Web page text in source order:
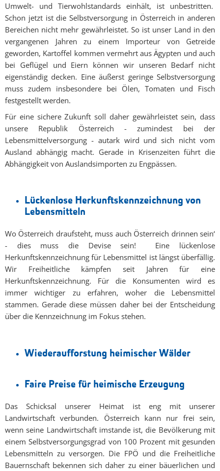
Umwelt- und Tierwohlstandards einhält, ist unbestritten.
Schon jetzt ist die Selbstversorgung in Österreich in anderen
Bereichen nicht mehr gewährleistet. So ist unser Land in den
vergangenen Jahren zu einem Importeur von Getreide
geworden, Kartoffel kommen vermehrt aus Ägypten und auch
bei Geflügel und Eiern können wir unseren Bedarf nicht
eigenständig decken. Eine äußerst geringe Selbstversorgung
muss zudem insbesondere bei Ölen, Tomaten und Fisch
festgestellt werden.
Für eine sichere Zukunft soll daher gewährleistet sein, dass
unsere Republik Österreich - zumindest bei der
Lebensmittelversorgung - autark wird und sich nicht vom
Ausland abhängig macht. Gerade in Krisenzeiten führt die
Abhängigkeit von Auslandsimporten zu Engpässen.
Lückenlose Herkunftskennzeichnung von
Lebensmitteln
Wo Österreich draufsteht, muss auch Österreich drinnen sein‘
- dies muss die Devise sein! Eine lückenlose
Herkunftskennzeichnung für Lebensmittel ist längst überfällig.
Wir Freiheitliche kämpfen seit Jahren für eine
Herkunftskennzeichnung. Für die Konsumenten wird es
immer wichtiger zu erfahren, woher die Lebensmittel
stammen. Gerade diese müssen daher bei der Entscheidung
über die Kennzeichnung im Fokus stehen.
Wiederaufforstung heimischer Wälder
Faire Preise für heimische Erzeugung
Das Schicksal unserer Heimat ist eng mit unserer
Landwirtschaft verbunden. Österreich kann nur frei sein,
wenn seine Landwirtschaft imstande ist, die Bevölkerung mit
einem Selbstversorgungsgrad von 100 Prozent mit gesunden
Lebensmitteln zu versorgen. Die FPÖ und die Freiheitliche
Bauernschaft bekennen sich daher zu einer bäuerlichen und